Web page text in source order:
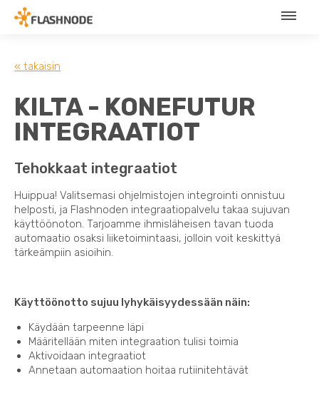
« takaisin
KILTA - KONEFUTUR
INTEGRAATIOT
Tehokkaat integraatiot
Huippua! Valitsemasi ohjelmistojen integrointi onnistuu
helposti, ja Flashnoden integraatiopalvelu takaa sujuvan
käyttöönoton. Tarjoamme ihmisläheisen tavan tuoda
automaatio osaksi liiketoimintaasi, jolloin voit keskittyä
tärkeämpiin asioihin.
Käyttöönotto sujuu lyhykäisyydessään näin:
Käydään tarpeenne läpi
Määritellään miten integraation tulisi toimia
Aktivoidaan integraatiot
Annetaan automaation hoitaa rutiinitehtävät